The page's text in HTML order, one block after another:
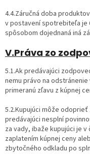
4.4.Záručná doba
v postavení spotrebiteľa je
spôsobom dojednaná iná
V.Práva zo
5.1.Ak predávajúci
nemu právo na
primeranú zľavu z kúpnej
5.2.Kupujúci môže
predávajúci nesplní
za vady, ibaže kupujúci je
zaplatením kúpnej ceny
zbytočného odkladu po